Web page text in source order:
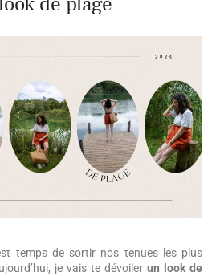
temps de sortir nos tenues les plus
je vais te dévoiler un look de